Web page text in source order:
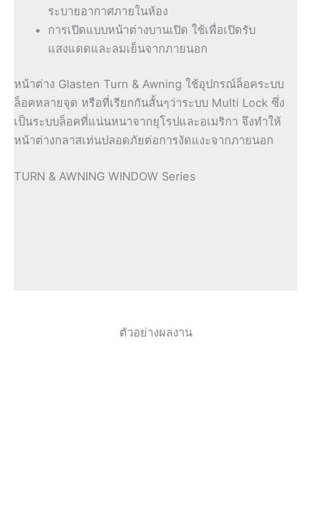
ระบายอากาศภายในห้อง
การเปิดแบบหน้าต่างบานเปิด ใช้เพื่อเปิดรับ
แสงแดดและลมเย็นจากภายนอก
หน้าต่าง Glasten Turn & Awning ใช้อุปกรณ์ล็อคระบบ
ล็อคหลายจุด หรือที่เรียกกันสั้นๆว่าระบบ Multi Lock ซึ่ง
เป็นระบบล็อคที่แน่นหนาจากยุโรปและอเมริกา จึงทำให้
หน้าต่างกลาสเท่นปลอดภัยต่อการงัดแงะจากภายนอก
TURN & AWNING WINDOW Series
ตัวอย่างผลงาน